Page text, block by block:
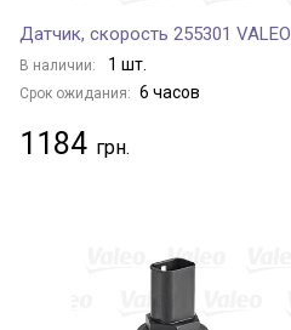
Датчик, скорость 255301 VALEO
В наличии: 1 шт.
Срок ожидания: 6 часов
1184